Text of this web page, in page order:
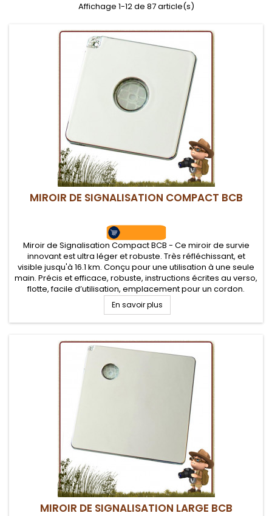
Affichage 1-12 de 87 article(s)
MIROIR DE SIGNALISATION COMPACT BCB
Miroir de Signalisation Compact BCB - Ce miroir de survie
innovant est ultra léger et robuste. Très réfléchissant, et
visible jusqu'à 16.1 km. Conçu pour une utilisation à une seule
main. Précis et efficace, robuste, instructions écrites au verso,
flotte, facile d’utilisation, emplacement pour un cordon.
En savoir plus
MIROIR DE SIGNALISATION LARGE BCB